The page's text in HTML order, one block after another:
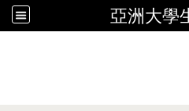
亞洲大學